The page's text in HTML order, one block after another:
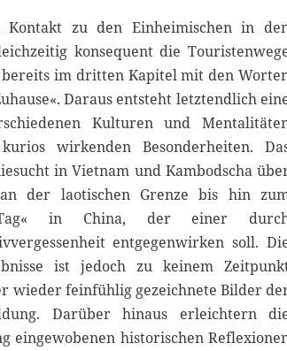
zu den Einheimischen in
konsequent die
im dritten Kapitel mit den
Daraus entsteht letztendlich
Kulturen und
wirkenden Besonderheiten.
in Vietnam und Kambodscha
der laotischen Grenze bis hin
Tag« in China, der einer
entgegenwirken soll.
ist jedoch zu keinem
wieder feinfühlig gezeichnete Bilder
Darüber hinaus erleichtern
eingewobenen historischen